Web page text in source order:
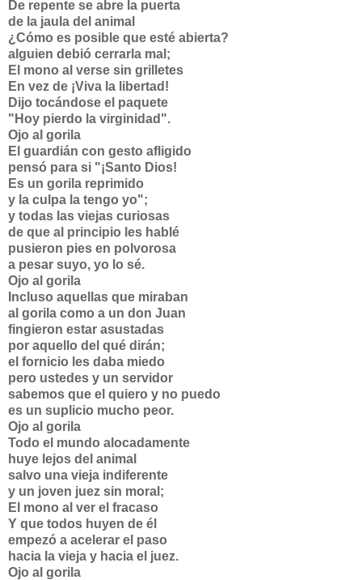
De repente se abre la puerta
de la jaula del animal
¿Cómo es posible que esté abierta?
alguien debió cerrarla mal;
El mono al verse sin grilletes
En vez de ¡Viva la libertad!
Dijo tocándose el paquete
"Hoy pierdo la virginidad".
Ojo al gorila
El guardián con gesto afligido
pensó para si "¡Santo Dios!
Es un gorila reprimido
y la culpa la tengo yo";
y todas las viejas curiosas
de que al principio les hablé
pusieron pies en polvorosa
a pesar suyo, yo lo sé.
Ojo al gorila
Incluso aquellas que miraban
al gorila como a un don Juan
fingieron estar asustadas
por aquello del qué dirán;
el fornicio les daba miedo
pero ustedes y un servidor
sabemos que el quiero y no puedo
es un suplicio mucho peor.
Ojo al gorila
Todo el mundo alocadamente
huye lejos del animal
salvo una vieja indiferente
y un joven juez sin moral;
El mono al ver el fracaso
Y que todos huyen de él
empezó a acelerar el paso
hacia la vieja y hacia el juez.
Ojo al gorila